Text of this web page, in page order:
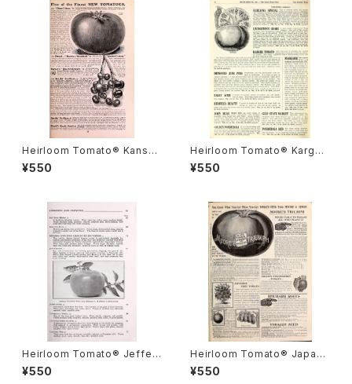
Heirloom Tomato® Kansas
Standard Dwarf エアルーム・
トマト・カンサス・スタンダード・
¥550
Heirloom Tomato® Karger
=Karger's Root Rot Resista
nt エアルーム・トマト・カーガー
¥550
Heirloom Tomato® Jeffer
son エアルーム・トマト・ジェフ
ァーソン
¥550
Heirloom Tomato® Japane
se Tree エアルーム・トマト・ジ
ャパニーズ・ツリー
¥550